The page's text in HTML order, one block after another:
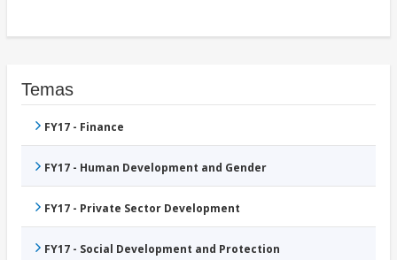
Temas
FY17 - Finance
FY17 - Human Development and Gender
FY17 - Private Sector Development
FY17 - Social Development and Protection